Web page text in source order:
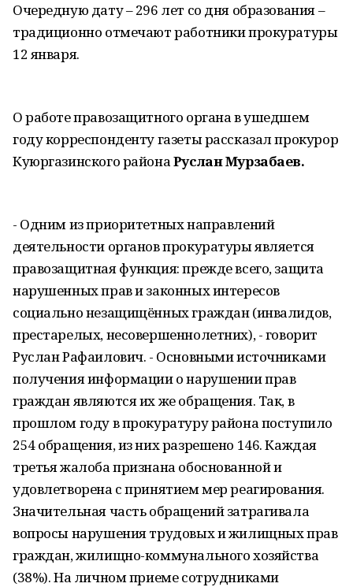
Очередную дату – 296 лет со дня образования –
традиционно отмечают работники прокуратуры
12 января.
О работе правозащитного органа в ушедшем
году корреспонденту газеты рассказал прокурор
Куюргазинского районаРуслан Мурзабаев.
- Одним из приоритетных направлений
деятельности органов прокуратуры является
правозащитная функция: прежде всего, защита
нарушенных прав и законных интересов
социально незащищённых граждан (инвалидов,
престарелых, несовершеннолетних), - говорит
Руслан Рафаилович. - Основными источниками
получения информации о нарушении прав
граждан являются их же обращения. Так, в
прошлом году в прокуратуру района поступило
254 обращения, из них разрешено 146. Каждая
третья жалоба признана обоснованной и
удовлетворена с принятием мер реагирования.
Значительная часть обращений затрагивала
вопросы нарушения трудовых и жилищных прав
граждан, жилищно-коммунального хозяйства
(38%). На личном приеме сотрудниками